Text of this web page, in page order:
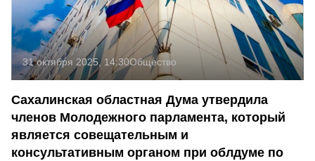
31 октября 2025, 14:30Общество
Сахалинская областная Дума утвердила
членов Молодежного парламента, который
является совещательным и
консультативным органом при облдуме по